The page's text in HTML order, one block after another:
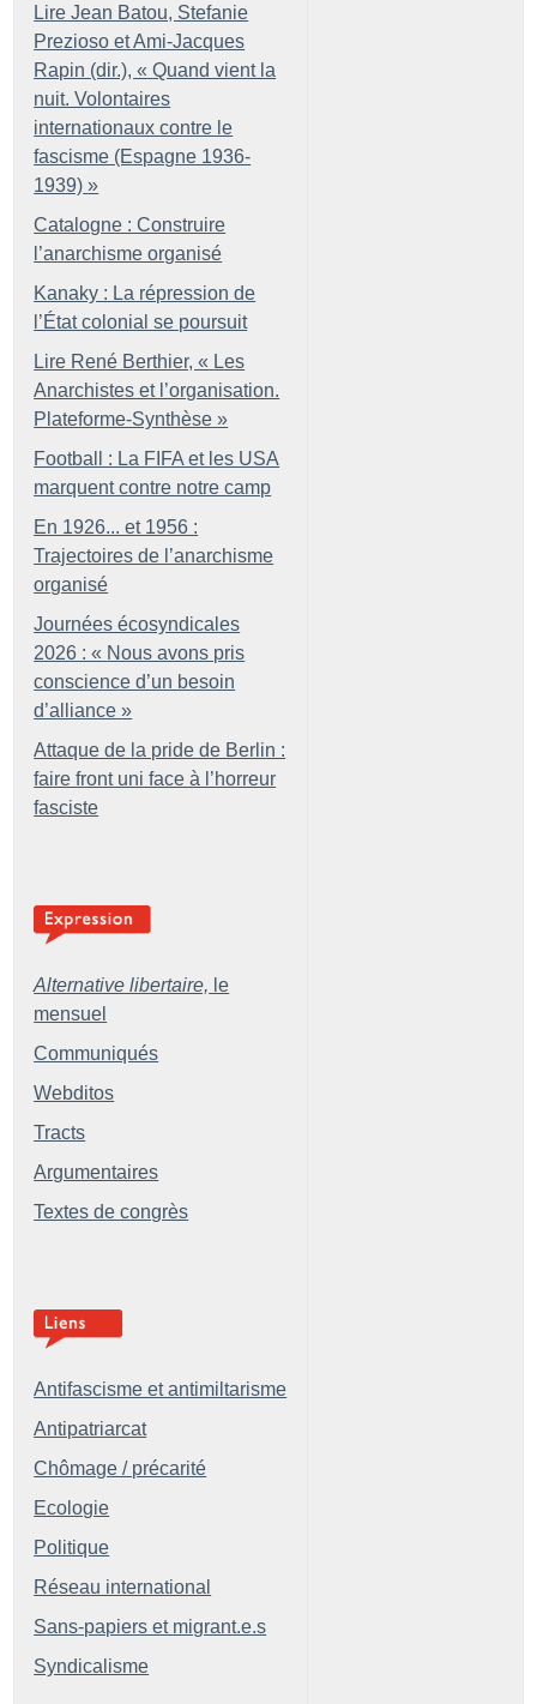
Lire Jean Batou, Stefanie
Prezioso et Ami-Jacques
Rapin (dir.), « Quand vient la
nuit. Volontaires
internationaux contre le
fascisme (Espagne 1936-
1939) »
Catalogne : Construire
l’anarchisme organisé
Kanaky : La répression de
l’État colonial se poursuit
Lire René Berthier, « Les
Anarchistes et l’organisation.
Plateforme-Synthèse »
Football : La FIFA et les USA
marquent contre notre camp
En 1926... et 1956 :
Trajectoires de l’anarchisme
organisé
Journées écosyndicales
2026 : « Nous avons pris
conscience d’un besoin
d’alliance »
Attaque de la pride de Berlin :
faire front uni face à l’horreur
fasciste
Alternative libertaire, le
mensuel
Communiqués
Webditos
Tracts
Argumentaires
Textes de congrès
Antifascisme et antimiltarisme
Antipatriarcat
Chômage / précarité
Ecologie
Politique
Réseau international
Sans-papiers et migrant.e.s
Syndicalisme